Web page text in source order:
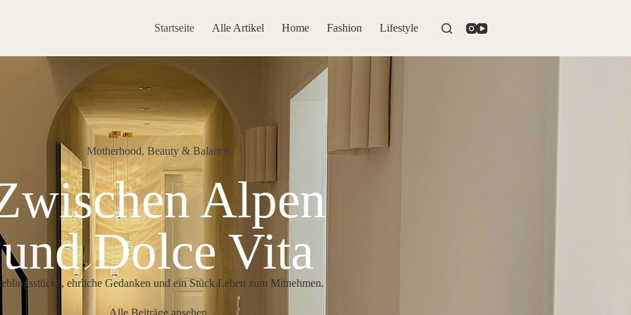
Startseite Alle Artikel Home Fashion Lifestyle
Motherhood, Beauty & Balance
Alpen
und Dolce Vita
ehrliche Gedanken und ein Stück Leben zum Mitnehmen.
Alle Beiträge ansehen